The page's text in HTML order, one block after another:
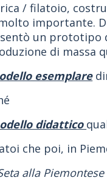
/ filatoio,
importante.
un prototipo
di massa
esemplare
didattico
che poi, in
alla Piemontese